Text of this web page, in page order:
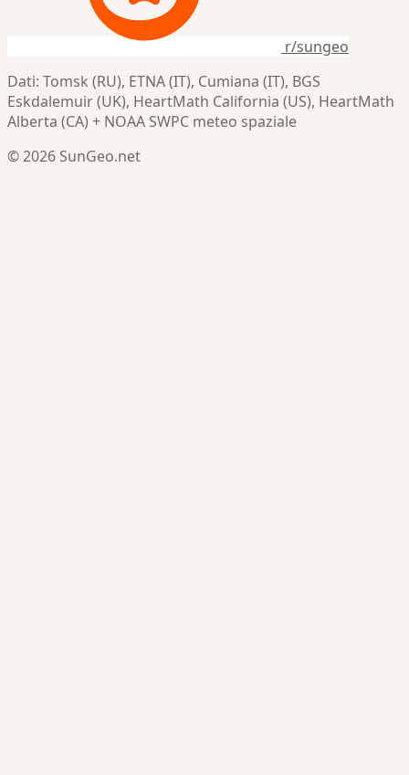
r/sungeo
Dati: Tomsk (RU), ETNA (IT), Cumiana (IT), BGS
Eskdalemuir (UK), HeartMath California (US), HeartMath
Alberta (CA) + NOAA SWPC meteo spaziale
© 2026 SunGeo.net